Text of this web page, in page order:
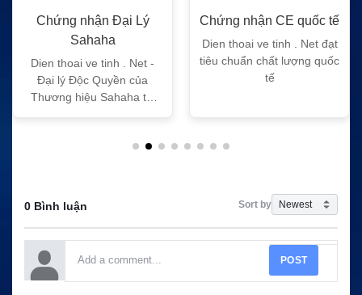
Chứng nhận Đại Lý
Sahaha
Dien thoai ve tinh . Net -
Đại lý Độc Quyền của
Thương hiệu Sahaha tại
Chứng nhận CE quốc tế
Dien thoai ve tinh . Net đạt
tiêu chuẩn chất lượng quốc
tế
0 Bình luận Sort by
POST